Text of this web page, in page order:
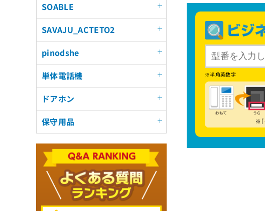
※半角英数字
SOABLE
SAVAJU_ACTETO2
pinodshe
単体電話機
ドアホン
保守用品